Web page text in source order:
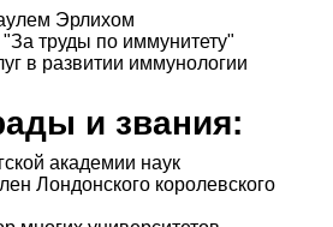
Эрлихом
труды по иммунитету"
в развитии иммунологии
и звания:
академии наук
Лондонского королевского